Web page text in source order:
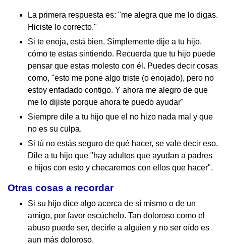
La primera respuesta es: "me alegra que me lo digas.
Hiciste lo correcto."
Si te enoja, está bien. Simplemente dije a tu hijo,
cómo te estas sintiendo. Recuerda que tu hijo puede
pensar que estas molesto con él. Puedes decir cosas
como, "esto me pone algo triste (o enojado), pero no
estoy enfadado contigo. Y ahora me alegro de que
me lo dijiste porque ahora te puedo ayudar"
Siempre dile a tu hijo que el no hizo nada mal y que
no es su culpa.
Si tú no estás seguro de qué hacer, se vale decir eso.
Dile a tu hijo que "hay adultos que ayudan a padres
e hijos con esto y checaremos con ellos que hacer".
Otras cosas a recordar
Si su hijo dice algo acerca de sí mismo o de un
amigo, por favor escúchelo. Tan doloroso como el
abuso puede ser, decirle a alguien y no ser oído es
aun más doloroso.